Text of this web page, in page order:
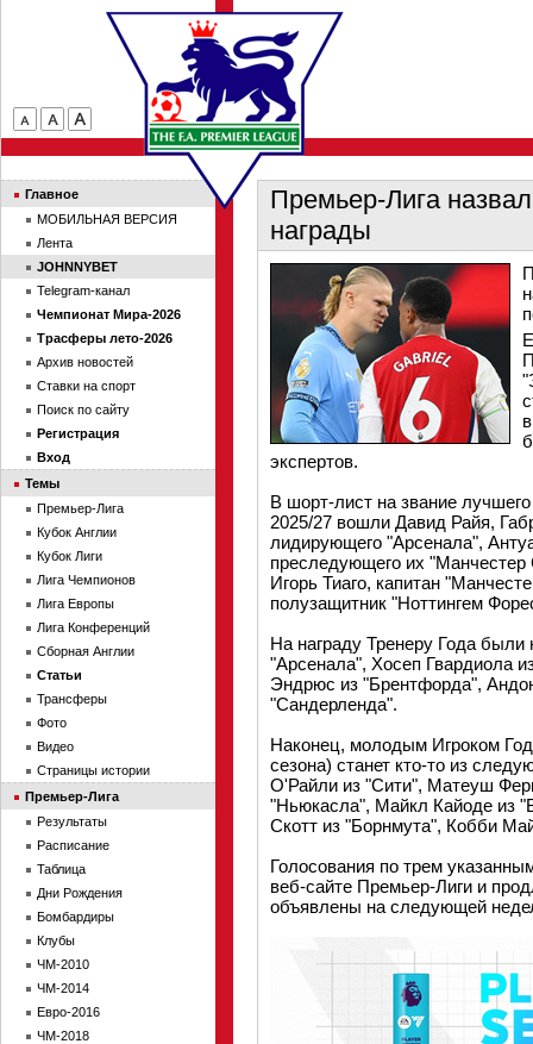
Премьер-Лига
награды
экспертов.
В шорт-лист на звание
2025/27 вошли Давид Райя,
лидирующего "Арсенала",
преследующего их
Игорь Тиаго, капитан
полузащитник "Ноттингем
На награду Тренеру Года
"Арсенала", Хосеп Гвардиола
Эндрюс из "Брентфорда",
"Сандерленда".
Наконец, молодым Игроком
сезона) станет кто-то из
О'Райли из "Сити", Матеуш
"Ньюкасла", Майкл Кайоде из
Скотт из "Борнмута", Кобби
Голосования по трем
веб-сайте Премьер-Лиги и
объявлены на следующей
Главное
МОБИЛЬНАЯ ВЕРСИЯ
Лента
JOHNNYBET
Telegram-канал
Чемпионат Мира-2026
Трасферы лето-2026
Архив новостей
Ставки на спорт
Поиск по сайту
Регистрация
Вход
Темы
Премьер-Лига
Кубок Англии
Кубок Лиги
Лига Чемпионов
Лига Европы
Лига Конференций
Сборная Англии
Статьи
Трансферы
Фото
Видео
Страницы истории
Премьер-Лига
Результаты
Расписание
Таблица
Дни Рождения
Бомбардиры
Клубы
ЧМ-2010
ЧМ-2014
Евро-2016
ЧМ-2018